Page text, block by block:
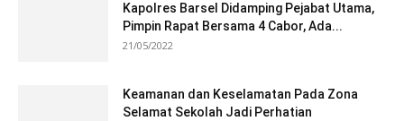
Kapolres Barsel Didamping Pejabat Utama,
Pimpin Rapat Bersama 4 Cabor, Ada...
21/05/2022
Keamanan dan Keselamatan Pada Zona
Selamat Sekolah Jadi Perhatian